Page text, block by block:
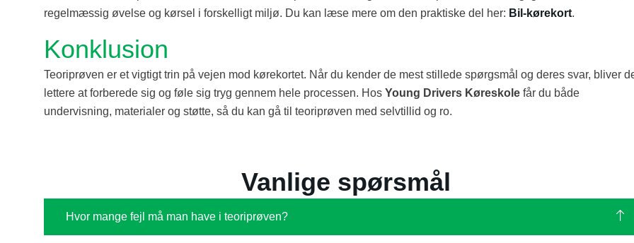
regelmæssig øvelse og kørsel i forskelligt miljø. Du kan læse mere om den praktiske del her: Bil-kørekort.
Konklusion
Teoriprøven er et vigtigt trin på vejen mod kørekortet. Når du kender de mest stillede spørgsmål og deres svar, bliver
lettere at forberede sig og føle sig tryg gennem hele processen. Hos Young Drivers Køreskole får du både
undervisning, materialer og støtte, så du kan gå til teoriprøven med selvtillid og ro.
Vanlige spørsmål
Hvor mange fejl må man have i teoriprøven?